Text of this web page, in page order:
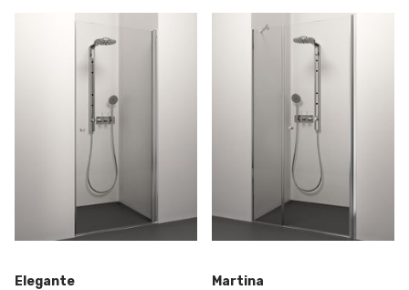
Elegante Martina